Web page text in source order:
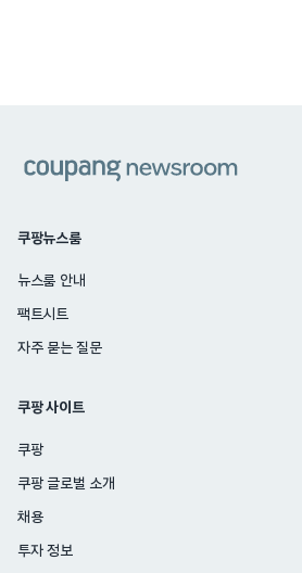
쿠팡뉴스룸
뉴스룸 안내
팩트시트
자주 묻는 질문
쿠팡 사이트
쿠팡
쿠팡 글로벌 소개
채용
투자 정보